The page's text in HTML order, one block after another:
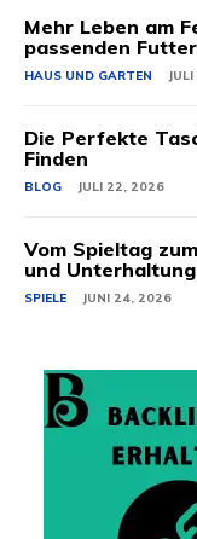
Mehr Leben am
passenden
HAUS UND GARTEN
Die Perfekte
Finden
BLOG JULI 22, 2026
Vom Spieltag
und
SPIELE JUNI 24, 2026